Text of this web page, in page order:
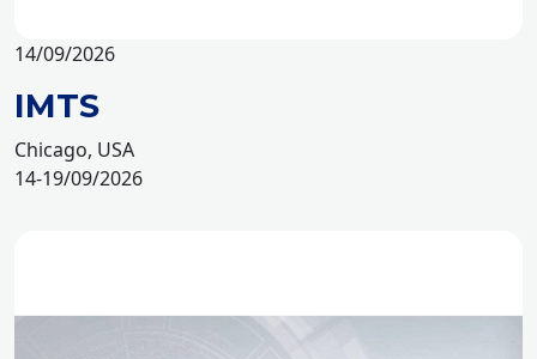
14/09/2026
IMTS
Chicago, USA
14-19/09/2026